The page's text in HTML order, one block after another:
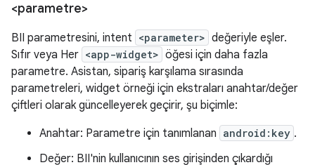
<parametre>
BII parametresini, intent <parameter> değeriyle eşler.
Sıfır veya Her <app-widget> öğesi için daha fazla
parametre. Asistan, sipariş karşılama sırasında
parametreleri, widget örneği için ekstraları anahtar/değer
çiftleri olarak güncelleyerek geçirir, şu biçimle:
Anahtar: Parametre için tanımlanan android:key .
Değer: BII'nin kullanıcının ses girişinden çıkardığı